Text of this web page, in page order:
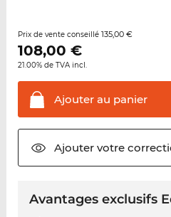
Prix de vente conseillé 135,00 €
108,00 €
21.00% de TVA incl.
Ajouter au panier
Ajouter votre
Avantages exclusifs